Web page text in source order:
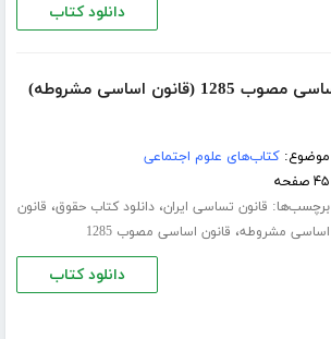
دانلود کتاب
دانلود کتاب قانون اساسی مصوب 1285 (قانون اساسی مشروطه)
موضوع:کتاب‌های علوم اجتماعی
۴۵ صفحه
برچسب‌ها: قانون تساسی ایران،دانلود کتاب حقوق، قانون
اساسی مشروطه، قانون اساسی مصوب 1285
دانلود کتاب